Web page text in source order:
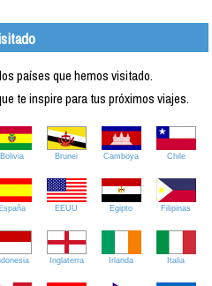
países que hemos visitado.
te inspire para tus próximos viajes.
Bolivia Brunei Camboya Chile
España EEUU Egipto Filipinas
Inglaterra Irlanda Italia